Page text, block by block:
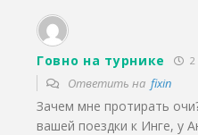
Говно на турнике 2
Ответить на fixin
Зачем мне протирать
вашей поездки к Инге, у